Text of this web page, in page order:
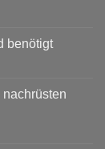
benötigt